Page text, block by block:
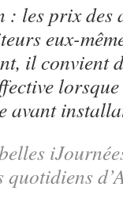
: les prix des
eux-
il convient
avant
quotidiens